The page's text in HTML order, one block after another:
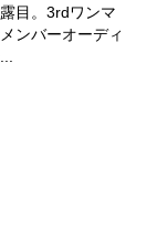
目。3rdワンマ
ンバーオーディ